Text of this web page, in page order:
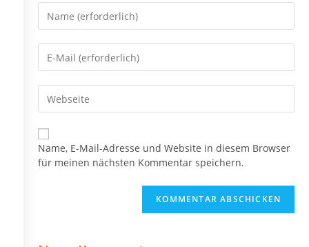
deinen
oder
Benutzernamen
Kommentieren
ein
deine
Mail-
Adresse
Kommentieren
ein
deine
ein
(optional)
Name, E-Mail-Adresse und Website in diesem Browser
für meinen nächsten Kommentar speichern.